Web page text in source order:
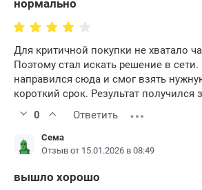
нормально
Для критичной покупки не хватало
Поэтому стал искать решение в сети.
направился сюда и смог взять
короткий срок. Результат получился
0
Ответить
Сема
Отзыв от 15.01.2026 в 08:49
вышло хорошо